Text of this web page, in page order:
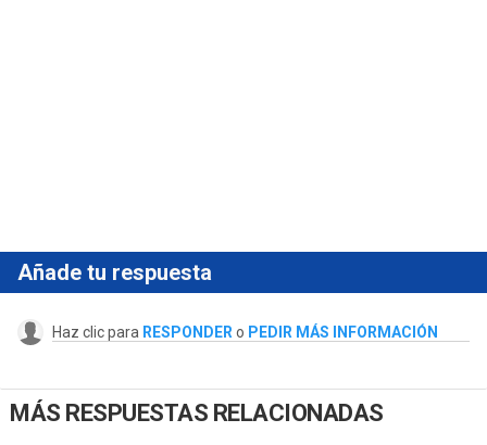
Añade tu respuesta
Haz clic para RESPONDER o PEDIR MÁS INFORMACIÓN
MÁS RESPUESTAS RELACIONADAS